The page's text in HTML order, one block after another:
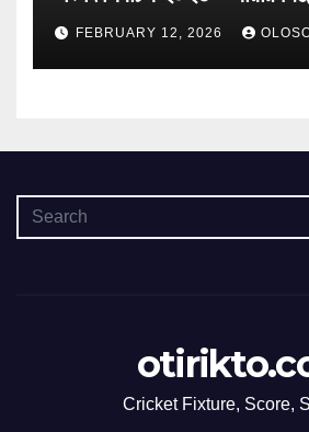
FEBRUARY 12, 2026
Cricket Fixture, Score,